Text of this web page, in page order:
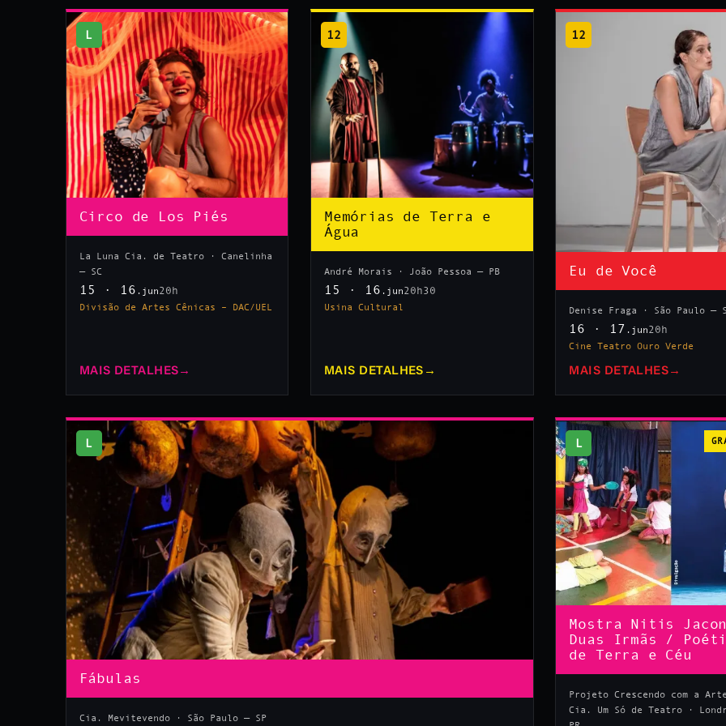
L
Circo de Los Piés
La Luna Cia. de Teatro · Canelinha
— SC
15 · 16 .jun20h
Divisão de Artes Cênicas – DAC/UEL
MAIS DETALHES →
12
Memórias de Terra e
Água
André Morais · João Pessoa — PB
15 · 16 .jun20h30
Usina Cultural
MAIS DETALHES →
12
Eu de Você
Denise Fraga · São Paulo —
16 · 17 .jun20h
Cine Teatro Ouro Verde
MAIS DETALHES →
L
Fábulas
Cia. Mevitevendo · São Paulo — SP
L
Mostra Nitis
Duas Irmãs /
de Terra e Céu
Projeto Crescendo com a
Cia. Um Só de Teatro ·